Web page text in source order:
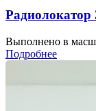
Выполнено в
Подробнее